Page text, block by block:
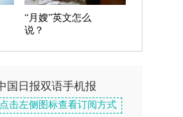
“月嫂”英文怎么
说？
国日报双语手机报
点击左侧图标查看订阅方式